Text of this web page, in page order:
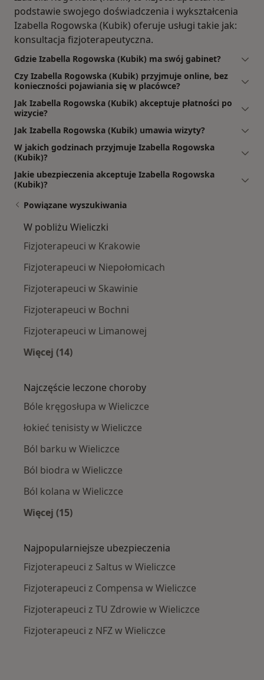
podstawie swojego doświadczenia i wykształcenia
Izabella Rogowska (Kubik) oferuje usługi takie jak:
konsultacja fizjoterapeutyczna.
Gdzie Izabella Rogowska (Kubik) ma swój gabinet?
Czy Izabella Rogowska (Kubik) przyjmuje online, bez
konieczności pojawiania się w placówce?
Jak Izabella Rogowska (Kubik) akceptuje płatności po
wizycie?
Jak Izabella Rogowska (Kubik) umawia wizyty?
W jakich godzinach przyjmuje Izabella Rogowska
(Kubik)?
Jakie ubezpieczenia akceptuje Izabella Rogowska
(Kubik)?
Powiązane wyszukiwania
W pobliżu Wieliczki
Fizjoterapeuci w Krakowie
Fizjoterapeuci w Niepołomicach
Fizjoterapeuci w Skawinie
Fizjoterapeuci w Bochni
Fizjoterapeuci w Limanowej
Więcej (14)
Najczęście leczone choroby
Bóle kręgosłupa w Wieliczce
łokieć tenisisty w Wieliczce
Ból barku w Wieliczce
Ból biodra w Wieliczce
Ból kolana w Wieliczce
Więcej (15)
Najpopularniejsze ubezpieczenia
Fizjoterapeuci z Saltus w Wieliczce
Fizjoterapeuci z Compensa w Wieliczce
Fizjoterapeuci z TU Zdrowie w Wieliczce
Fizjoterapeuci z NFZ w Wieliczce